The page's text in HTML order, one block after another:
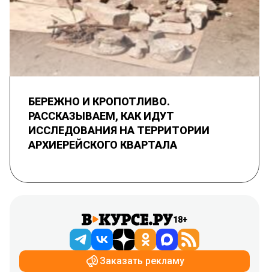
БЕРЕЖНО И КРОПОТЛИВО.
РАССКАЗЫВАЕМ, КАК ИДУТ
ИССЛЕДОВАНИЯ НА ТЕРРИТОРИИ
АРХИЕРЕЙСКОГО КВАРТАЛА
18+
Заказать рекламу